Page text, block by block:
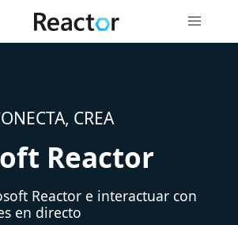
CREA
Reactor
Reactor e interactuar con
en directo